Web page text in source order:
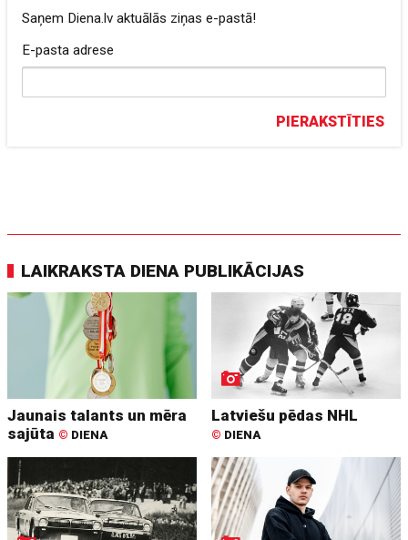
Saņem Diena.lv aktuālās ziņas e-pastā!
E-pasta adrese
PIERAKSTĪTIES
LAIKRAKSTA DIENA PUBLIKĀCIJAS
Jaunais talants un mēra
sajūta © DIENA
Latviešu pēdas NHL
© DIENA